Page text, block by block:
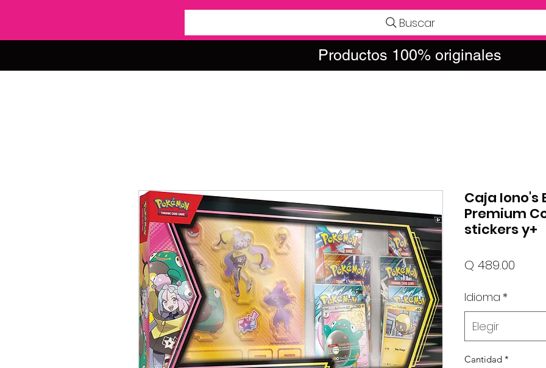
Buscar
Productos 100% originales
Caja Iono's
Premium
stickers y+
Q 489.00
Idioma *
Elegir
Cantidad *